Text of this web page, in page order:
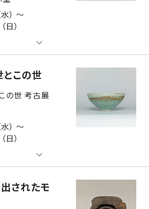
） ～
）
この世
世 考古展示室
） ～
）
されたモ